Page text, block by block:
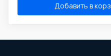
Добавить в